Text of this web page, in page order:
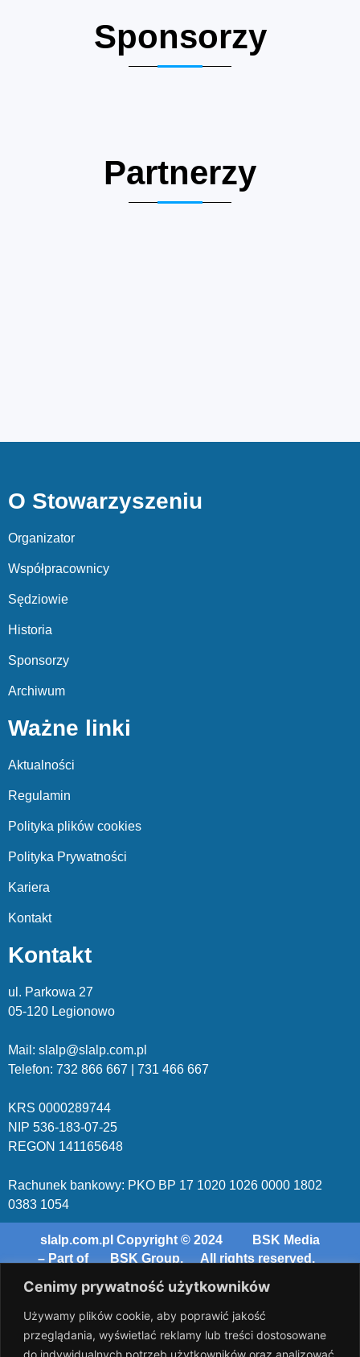
Cenimy prywatność użytkowników
Używamy plików cookie, aby poprawić jakość
przeglądania, wyświetlać reklamy lub treści dostosowane
do indywidualnych potrzeb użytkowników oraz analizować
Sponsorzy
Partnerzy
O Stowarzyszeniu
Organizator
Współpracownicy
Sędziowie
Historia
Sponsorzy
Archiwum
Ważne linki
Aktualności
Regulamin
Polityka plików cookies
Polityka Prywatności
Kariera
Kontakt
Kontakt
ul. Parkowa 27
05-120 Legionowo
Mail: slalp@slalp.com.pl
Telefon: 732 866 667 | 731 466 667
KRS 0000289744
NIP 536-183-07-25
REGON 141165648
Rachunek bankowy: PKO BP 17 1020 1026 0000 1802
0383 1054
slalp.com.pl Copyright © 2024
BSK Media
– Part of
BSK Group. All rights reserved.